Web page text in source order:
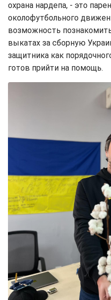
охрана нардепа, - это
околофутбольного
возможность
выкатах за сборную
защитника как
готов прийти на помощь.